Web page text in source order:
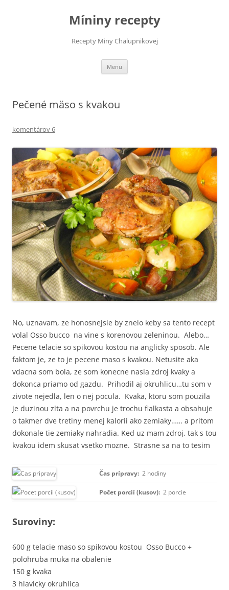
Míniny recepty
Recepty Miny Chalupnikovej
Menu
Pečené mäso s kvakou
komentárov 6
No, uznavam, ze honosnejsie by znelo keby sa tento recept
volal Osso bucco na vine s korenovou zeleninou. Alebo…
Pecene telacie so spikovou kostou na anglicky sposob. Ale
faktom je, ze to je pecene maso s kvakou. Netusite aka
vdacna som bola, ze som konecne nasla zdroj kvaky a
dokonca priamo od gazdu. Prihodil aj okruhlicu…tu som v
zivote nejedla, len o nej pocula. Kvaka, ktoru som pouzila
je duzinou zlta a na povrchu je trochu fialkasta a obsahuje
o takmer dve tretiny menej kalorii ako zemiaky…… a pritom
dokonale tie zemiaky nahradia. Ked uz mam zdroj, tak s tou
kvakou idem skusat vsetko mozne. Strasne sa na to tesim
Čas prípravy: 2 hodiny
Počet porcií (kusov): 2 porcie
Suroviny:
600 g telacie maso so spikovou kostou Osso Bucco +
polohruba muka na obalenie
150 g kvaka
3 hlavicky okruhlica